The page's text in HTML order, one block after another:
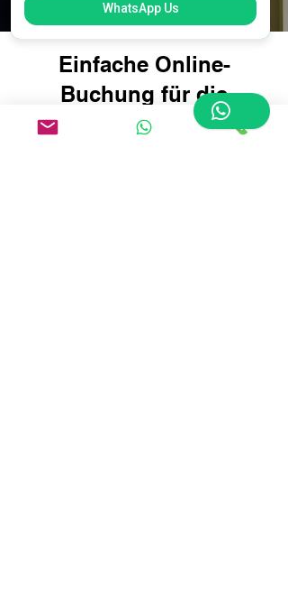
Einfache Online-
Buchung für die
Gepäcklieferung am
WhatsApp Us